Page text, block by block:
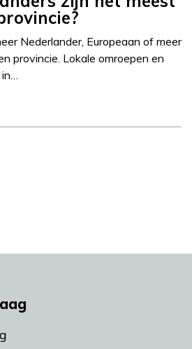
Nederlander, Europeaan of meer
provincie. Lokale omroepen en
in…